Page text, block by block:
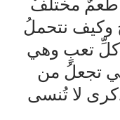
طعمٌ مختلفٌ
وكيف نتحملُ
تعبٍ وهي
تجعلُ من
لا تُنسى